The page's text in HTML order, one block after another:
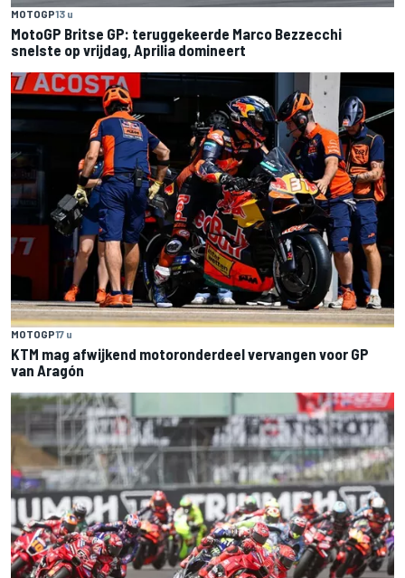
MOTOGP13 u
MotoGP Britse GP: teruggekeerde Marco Bezzecchi
snelste op vrijdag, Aprilia domineert
MOTOGP17 u
KTM mag afwijkend motoronderdeel vervangen voor GP
van Aragón